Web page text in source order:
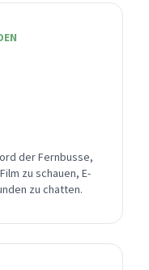
der Fernbusse,
zu schauen, E-
zu chatten.